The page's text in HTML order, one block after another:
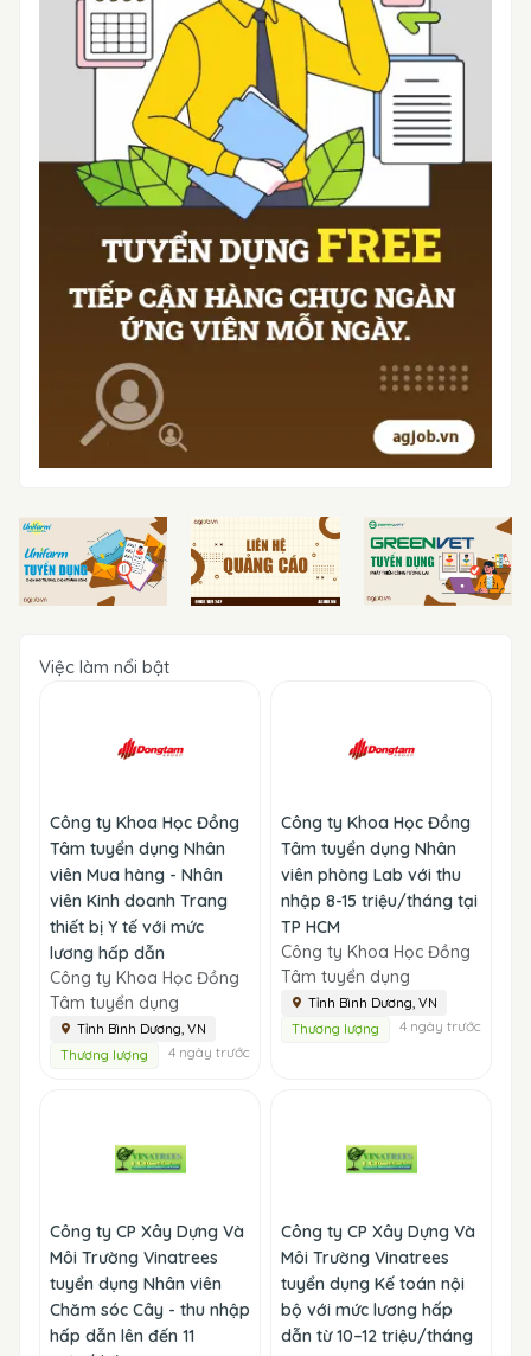
Việc làm nổi bật
Công ty Khoa Học Đồng
Tâm tuyển dụng Nhân
viên Mua hàng - Nhân
viên Kinh doanh Trang
thiết bị Y tế với mức
lương hấp dẫn
Công ty Khoa Học Đồng
Tâm tuyển dụng
Tỉnh Bình Dương, VN
Thương lượng
4 ngày trước
Công ty Khoa Học Đồng
Tâm tuyển dụng Nhân
viên phòng Lab với thu
nhập 8-15 triệu/tháng tại
TP HCM
Công ty Khoa Học Đồng
Tâm tuyển dụng
Tỉnh Bình Dương, VN
Thương lượng
4 ngày trước
Công ty CP Xây Dựng Và
Môi Trường Vinatrees
tuyển dụng Nhân viên
Chăm sóc Cây - thu nhập
hấp dẫn lên đến 11
Công ty CP Xây Dựng Và
Môi Trường Vinatrees
tuyển dụng Kế toán nội
bộ với mức lương hấp
dẫn từ 10–12 triệu/tháng